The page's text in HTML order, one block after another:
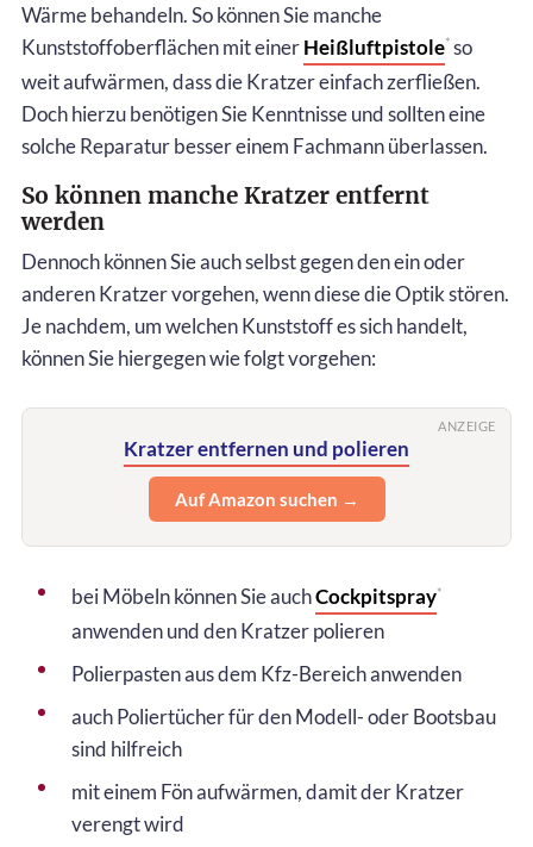
Wärme behandeln. So können Sie manche
Kunststoffoberflächen mit einerHeißluftpistole* so
weit aufwärmen, dass die Kratzer einfach zerfließen.
Doch hierzu benötigen Sie Kenntnisse und sollten eine
solche Reparatur besser einem Fachmann überlassen.
So können manche Kratzer entfernt
werden
Dennoch können Sie auch selbst gegen den ein oder
anderen Kratzer vorgehen, wenn diese die Optik stören.
Je nachdem, um welchen Kunststoff es sich handelt,
können Sie hiergegen wie folgt vorgehen:
ANZEIGE
Kratzer entfernen und polieren
Auf Amazon suchen →
bei Möbeln können Sie auchCockpitspray*
anwenden und den Kratzer polieren
Polierpasten aus dem Kfz-Bereich anwenden
auch Poliertücher für den Modell- oder Bootsbau
sind hilfreich
mit einem Fön aufwärmen, damit der Kratzer
verengt wird